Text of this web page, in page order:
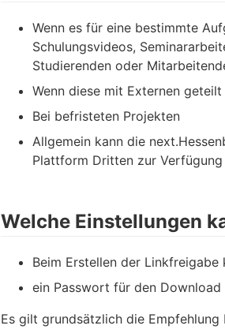
Wenn es für eine bestimmte
Schulungsvideos,
Studierenden oder
Wenn diese mit Externen
Bei befristeten Projekten
Allgemein kann die
Plattform Dritten zur
Welche Einstellungen
Beim Erstellen der
ein Passwort für den Download
Es gilt grundsätzlich die